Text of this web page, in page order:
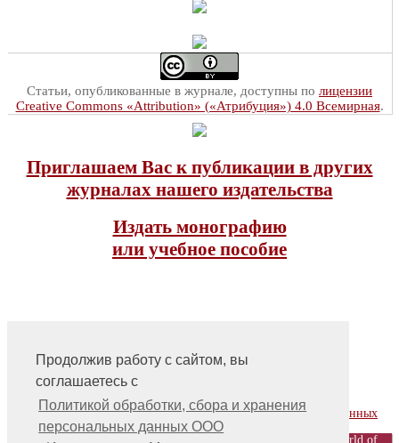
Продолжив работу с сайтом, вы
соглашаетесь с
Политикой обработки, сбора и хранения
персональных данных ООО
Статьи, опубликованные в журнале, доступны по лицензии
Creative Commons «Attribution» («Атрибуция») 4.0 Всемирная.
Приглашаем Вас к публикации в других
журналах нашего издательства
Издать монографию
или учебное пособие
На главную
Контакты, учредитель, редакция
Политика обработки, сбора и хранения персональных данных
© ООО «Издательство «Мир науки» \ «Publishing company «World of